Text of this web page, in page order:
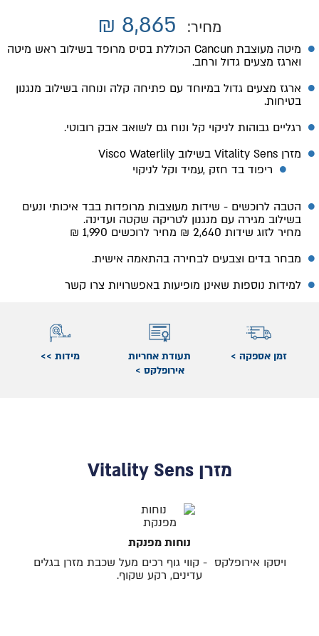
מיטה מעוצבת Cancun הכוללת בסיס מרופד בשילוב ראש מיטה
וארגז מצעים גדול ורחב.
ארגז מצעים גדול במיוחד עם פתיחה קלה ונוחה בשילוב מנגנון
בטיחות.
רגליים גבוהות לניקוי קל ונוח גם לשואב אבק רובוטי.
מזרן Vitality Sens בשילוב Visco Waterlily
ריפוד בד חזק ,עמיד וקל לניקוי
הטבה לרוכשים - שידות מעוצבות מרופדות בבד איכותי ונעים
בשילוב מגירה עם מנגנון לטריקה שקטה ועדינה.
מחיר לזוג שידות 2,640 ₪ מחיר לרוכשים 1,990 ₪
מבחר בדים וצבעים לבחירה בהתאמה אישית.
למידות נוספות שאינן מופיעות באפשרויות צרו קשר
מחיר: 8,865
₪
זמן אספקה >
תעודת אחריות
אירופלקס >
מידות >>
מזרן Vitality Sens
נוחות מפנקת
ויסקו אירופלקס - קווי גוף רכים מעל שכבת מזרן בגלים
עדינים, רקע שקוף.